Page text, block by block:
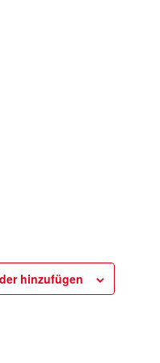
hinzufügen